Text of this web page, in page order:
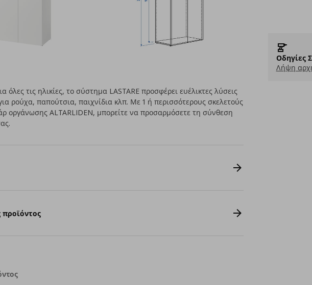
Οδηγίες
Λήψη
όλες τις ηλικίες, το σύστημα LASTARE προσφέρει ευέλικτες λύσεις
ρούχα, παπούτσια, παιχνίδια κλπ. Με 1 ή περισσότερους σκελετούς
οργάνωσης ALTARLIDEN, μπορείτε να προσαρμόσετε τη σύνθεση
προϊόντος